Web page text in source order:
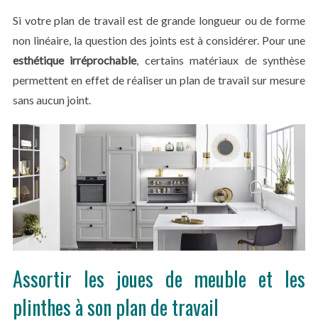
Si votre plan de travail est de grande longueur ou de forme
non linéaire, la question des joints est à considérer. Pour une
esthétique irréprochable, certains matériaux de synthèse
permettent en effet de réaliser un plan de travail sur mesure
sans aucun joint.
Assortir les joues de meuble et les
plinthes à son plan de travail